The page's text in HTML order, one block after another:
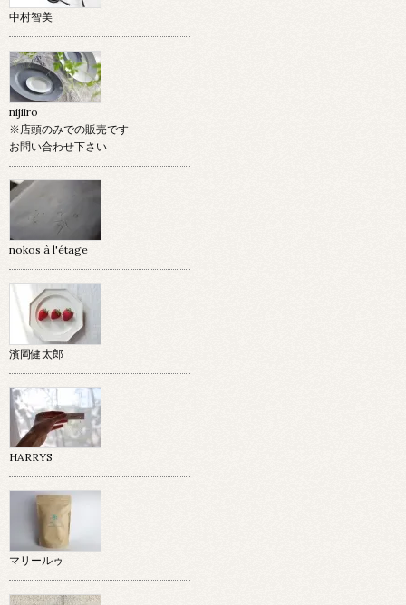
中村智美
nijiiro
※店頭のみでの販売です
お問い合わせ下さい
nokos à l'étage
濱岡健太郎
HARRYS
マリールゥ